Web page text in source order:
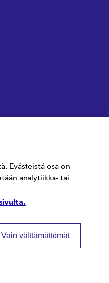
standardeja
Evästeistä osa on
analytiikka- tai
Vain välttämättömät